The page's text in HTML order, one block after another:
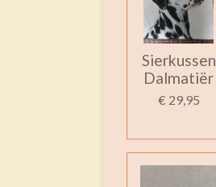
Sierkussen
Dalmatiër
€ 29,95